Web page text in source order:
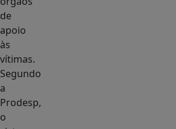
de
apoio
às
vítimas.
Segundo
a
Prodesp,
o